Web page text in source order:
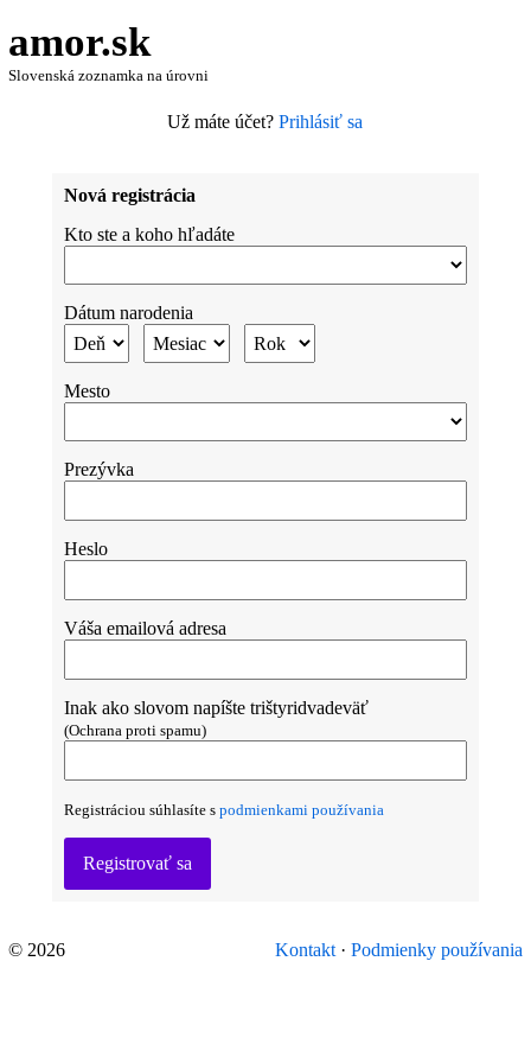
amor.sk
Slovenská zoznamka na úrovni
Už máte účet?Prihlásiť sa
Nová registrácia
Kto ste a koho hľadáte
Dátum narodenia
Mesto
Prezývka
Heslo
Váša emailová adresa
Inak ako slovom napíšte trištyridvadeväť
(Ochrana proti spamu)
Registráciou súhlasíte s podmienkami používania
Registrovať sa
© 2026 Kontakt· Podmienky používania